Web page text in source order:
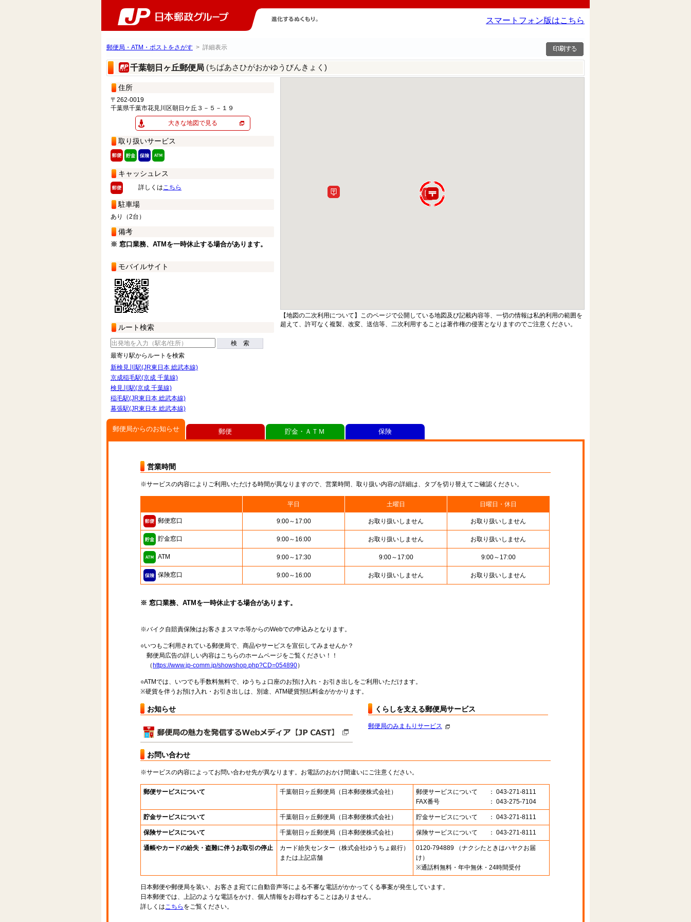
スマートフォン版はこちら
郵便局・ATM・ポストをさがす > 詳細表示
千葉朝日ヶ丘郵便局 (ちばあさひがおかゆうびんきょく)
住所
〒262-0019
千葉県千葉市花見川区朝日ケ丘３－５－１９
大きな地図で見る
取り扱いサービス
キャッシュレス
詳しくはこちら
駐車場
あり（2台）
備考
※ 窓口業務、ATMを一時休止する場合があります。
モバイルサイト
ルート検索
検 索
最寄り駅からルートを検索
新検見川駅(JR東日本 総武本線)
京成稲毛駅(京成 千葉線)
検見川駅(京成 千葉線)
稲毛駅(JR東日本 総武本線)
幕張駅(JR東日本 総武本線)
【地図の二次利用について】このページで公開している地図及び記載内容等、一切の情報は私的利用の範囲を
超えて、許可なく複製、改変、送信等、二次利用することは著作権の侵害となりますのでご注意ください。
郵便局からのお知らせ
営業時間
※サービスの内容によりご利用いただける時間が異なりますので、営業時間、取り扱い内容の詳細は、タブを切り替えてご確認ください。
平日 土曜日 日曜日・休日
郵便窓口 9:00～17:00 お取り扱いしません お取り扱いしません
貯金窓口 9:00～16:00 お取り扱いしません お取り扱いしません
ATM 9:00～17:30 9:00～17:00 9:00～17:00
保険窓口 9:00～16:00 お取り扱いしません お取り扱いしません
※ 窓口業務、ATMを一時休止する場合があります。
※バイク自賠責保険はお客さまスマホ等からのWebでの申込みとなります。
○いつもご利用されている郵便局で、商品やサービスを宣伝してみませんか？
郵便局広告の詳しい内容はこちらのホームページをご覧ください！！
（ https://www.jp-comm.jp/showshop.php?CD=054890）
○ATMでは、いつでも手数料無料で、ゆうちょ口座のお預け入れ・お引き出しをご利用いただけます。
※硬貨を伴うお預け入れ・お引き出しは、別途、ATM硬貨預払料金がかかります。
お知らせ くらしを支える郵便局サービス
郵便局のみまもりサービス
お問い合わせ
※サービスの内容によってお問い合わせ先が異なります。お電話のおかけ間違いにご注意ください。
郵便サービスについて 千葉朝日ヶ丘郵便局 （日本郵便株式会社） 郵便サービスについて
： 043-271-8111
FAX番号
： 043-275-7104
貯金サービスについて 千葉朝日ヶ丘郵便局 （日本郵便株式会社） 貯金サービスについて ： 043-271-8111
保険サービスについて 千葉朝日ヶ丘郵便局 （日本郵便株式会社） 保険サービスについて ： 043-271-8111
通帳やカードの紛失・盗難に伴うお取引の停止 カード紛失センター （株式会社ゆうちょ銀行）
または上記店舗
0120-794889 （ナクシたときはハヤクお届
け）
※通話料無料・年中無休・24時間受付
日本郵便や郵便局を装い、お客さま宛てに自動音声等による不審な電話がかかってくる事案が発生しています。
日本郵便では、上記のような電話をかけ、個人情報をお尋ねすることはありません。
詳しくはこちら をご覧ください。
郵便 貯金・ＡＴＭ 保険